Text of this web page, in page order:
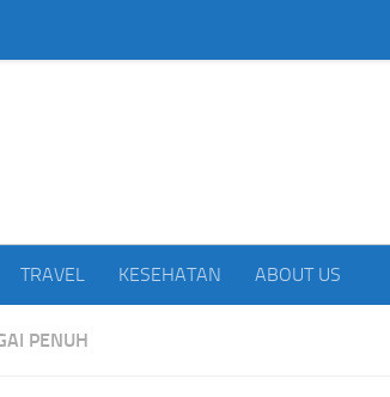
TRAVEL KESEHATAN ABOUT US
PENUH